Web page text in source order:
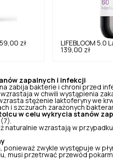
59,00 zł LIFEBLOOM 5.0
139,00 zł
zapalnych i infekcji
zabija bakterie i chroni przed
w chwili wystąpienia
stężenie laktoferyny we
i szczurach zarażonych
w celu wykrycia stanów
(7).
naturalnie wzrastają w
ponieważ zwykle występuje w
musi przetrwać przewód